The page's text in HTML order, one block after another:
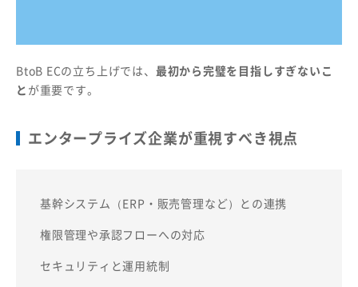
BtoB ECの立ち上げでは、 最初から完璧を目指しすぎないこ
と が重要です。
エンタープライズ企業が重視すべき視点
基幹システム（ERP・販売管理など）との連携
権限管理や承認フローへの対応
セキュリティと運用統制